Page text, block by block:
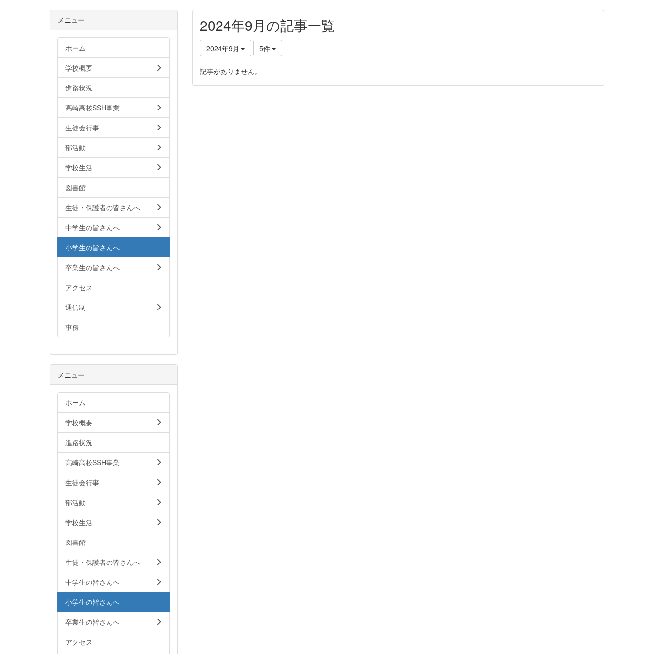
2024年9月の記事一覧
2024年9月 5件
記事がありません。
メニュー
ホーム
学校概要
進路状況
高崎高校SSH事業
生徒会行事
部活動
学校生活
図書館
生徒・保護者の皆さんへ
中学生の皆さんへ
小学生の皆さんへ
卒業生の皆さんへ
アクセス
通信制
事務
メニュー
ホーム
学校概要
進路状況
高崎高校SSH事業
生徒会行事
部活動
学校生活
図書館
生徒・保護者の皆さんへ
中学生の皆さんへ
小学生の皆さんへ
卒業生の皆さんへ
アクセス